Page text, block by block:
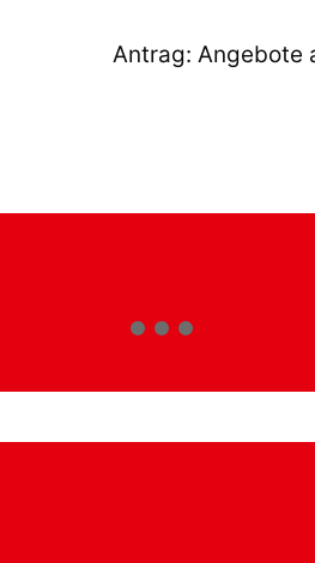
Antrag: Angebote